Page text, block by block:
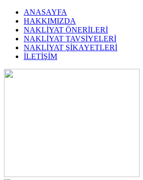
ANASAYFA
HAKKIMIZDA
NAKLİYAT ÖNERİLERİ
NAKLİYAT TAVSİYELERİ
NAKLİYAT ŞİKAYETLERİ
İLETİŞİM